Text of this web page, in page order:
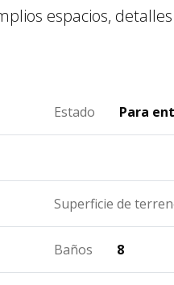
espacios,
Estado Para
Superficie de
Baños 8